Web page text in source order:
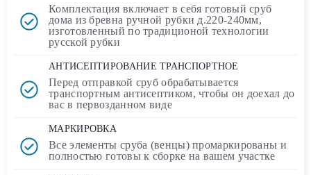
Комплектация включает в себя готовый сруб
дома из бревна ручной рубки д.220-240мм,
изготовленный по традиционой технологии
русской рубки
АНТИСЕПТИРОВАНИЕ ТРАНСПОРТНОЕ
Перед отправкой сруб обрабатывается
транспортным антисептиком, чтобы он доехал до
вас в первозданном виде
МАРКИРОВКА
Все элементы сруба (венцы) промаркированы и
полностьюготовы к сборке на вашем участке